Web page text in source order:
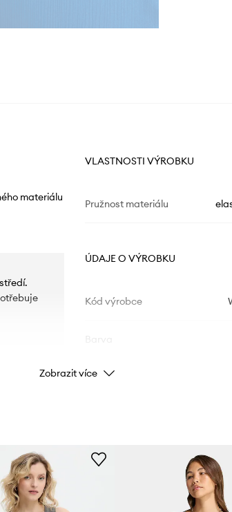
materiálu
VLASTNOSTI VÝROBKU
Pružnost materiálu
ÚDAJE O VÝROBKU
Kód výrobce
Značka
ID produktu
Zobrazit více